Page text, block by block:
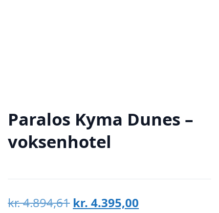
Paralos Kyma Dunes –
voksenhotel
kr.4.894,61 Den
kr. 4.395,00